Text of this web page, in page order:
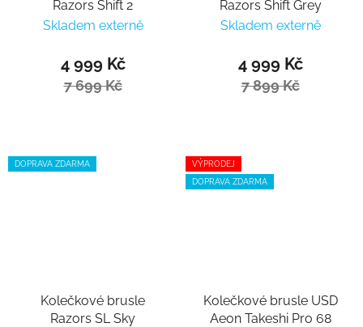
Razors Shift 2
Skladem externě
4 999 Kč
7 699 Kč
Razors Shift Grey
Skladem externě
4 999 Kč
7 899 Kč
DOPRAVA ZDARMA
Kolečkové brusle
Razors SL Sky
VÝPRODEJ
DOPRAVA ZDARMA
Kolečkové brusle USD
Aeon Takeshi Pro 68